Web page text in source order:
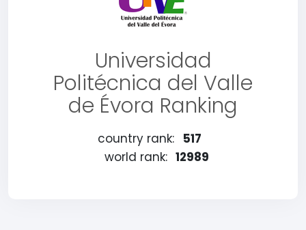
Universidad
Politécnica del Valle
de Évora Ranking
country rank:
517
world rank: 12989